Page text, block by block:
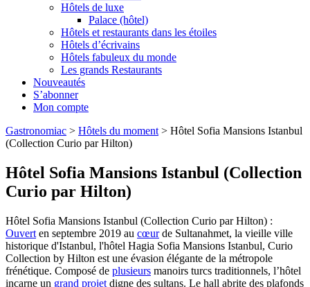
Hôtels de luxe
Palace (hôtel)
Hôtels et restaurants dans les étoiles
Hôtels d’écrivains
Hôtels fabuleux du monde
Les grands Restaurants
Nouveautés
S’abonner
Mon compte
Gastronomiac > Hôtels du moment > Hôtel Sofia Mansions Istanbul
(Collection Curio par Hilton)
Hôtel Sofia Mansions Istanbul (Collection
Curio par Hilton)
Hôtel Sofia Mansions Istanbul (Collection Curio par Hilton) :
Ouvert en septembre 2019 au cœurde Sultanahmet, la vieille ville
historique d'Istanbul, l'hôtel Hagia Sofia Mansions Istanbul, Curio
Collection by Hilton est une évasion élégante de la métropole
frénétique. Composé de plusieurs manoirs turcs traditionnels, l’hôtel
incarne un grand projet digne des sultans. Le hall abrite des plafonds